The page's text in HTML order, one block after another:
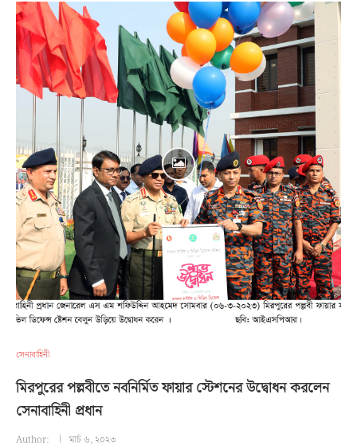
সেনাবাহিনী
মিরপুরের পল্লবীতে নবনির্মিত ফায়ার স্টেশনের উদ্বোধন করলেন
সেনাবাহিনী প্রধান
Author: মার্চ ৬, ২০২৩